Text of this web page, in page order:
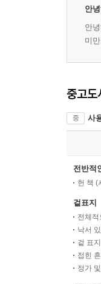
안
안
미
중고도
중 사
전반적
헌 책 (
겉표지
전체
낙서
겉 표
접힌
정가